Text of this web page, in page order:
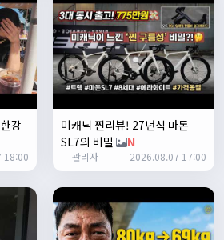
강
18:00
미캐닉 찐리뷰! 27년식 마돈
SL7의 비밀
N
관리자 2026.08.07 17:00